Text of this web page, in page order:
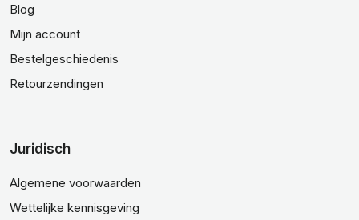
Blog
Mijn account
Bestelgeschiedenis
Retourzendingen
Juridisch
Algemene voorwaarden
Wettelijke kennisgeving